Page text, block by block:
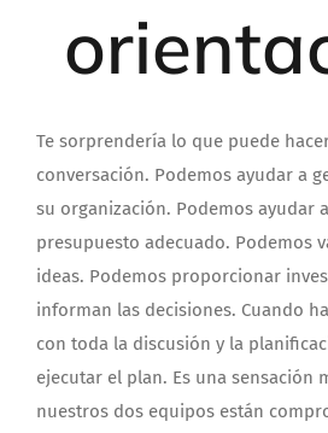
Te sorprendería lo que puede
conversación. Podemos ayudar a
su organización. Podemos ayudar
presupuesto adecuado. Podemos
ideas. Podemos proporcionar
informan las decisiones. Cuando
con toda la discusión y la
ejecutar el plan. Es una sensación
nuestros dos equipos están